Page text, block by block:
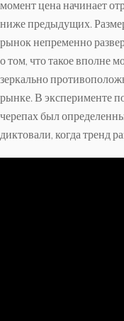
момент цена начинает
ниже предыдущих.
рынок непременно
о том, что такое вполне
зеркально
рынке. В эксперименте
черепах был
диктовали, когда тренд